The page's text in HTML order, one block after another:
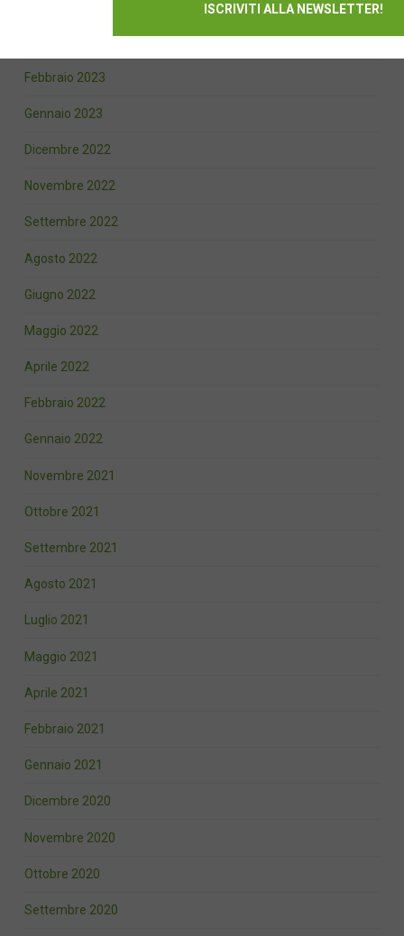
Febbraio 2023
Gennaio 2023
Dicembre 2022
Novembre 2022
Settembre 2022
Agosto 2022
Giugno 2022
Maggio 2022
Aprile 2022
Febbraio 2022
Gennaio 2022
Novembre 2021
Ottobre 2021
Settembre 2021
Agosto 2021
Luglio 2021
Maggio 2021
Aprile 2021
Febbraio 2021
Gennaio 2021
Dicembre 2020
Novembre 2020
Ottobre 2020
Settembre 2020